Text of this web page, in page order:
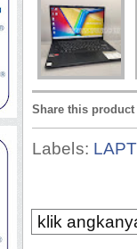
Share this product
Labels:
klik